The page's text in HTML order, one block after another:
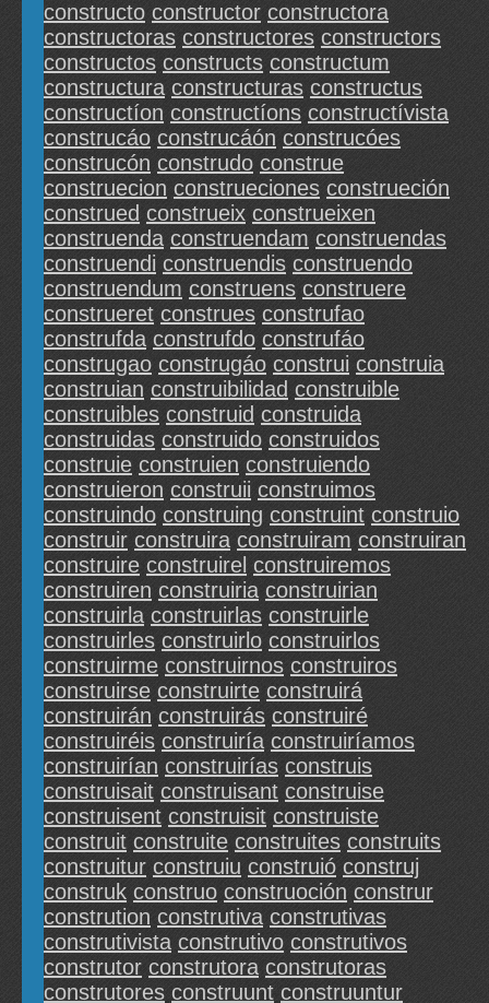
constructo constructor constructora
constructoras constructores constructors
constructos constructs constructum
constructura constructuras constructus
constructíon constructíons constructívista
construcáo construcáón construcóes
construcón construdo construe
construecion construeciones construeción
construed construeix construeixen
construenda construendam construendas
construendi construendis construendo
construendum construens construere
construeret construes construfao
construfda construfdo construfáo
construgao construgáo construi construia
construian construibilidad construible
construibles construid construida
construidas construido construidos
construie construien construiendo
construieron construii construimos
construindo construing construint construio
construir construira construiram construiran
construire construirel construiremos
construiren construiria construirian
construirla construirlas construirle
construirles construirlo construirlos
construirme construirnos construiros
construirse construirte construirá
construirán construirás construiré
construiréis construiría construiríamos
construirían construirías construis
construisait construisant construise
construisent construisit construiste
construit construite construites construits
construitur construiu construió construj
construk construo construoción construr
constrution construtiva construtivas
construtivista construtivo construtivos
construtor construtora construtoras
construtores construunt construuntur